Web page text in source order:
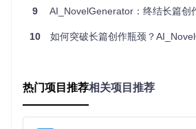
环境准备：5分钟完成部署
解决方案：
git clone
9 AI_NovelGenerator：终结长篇创作困
10 如何突破长篇创作瓶颈？
热门项目推荐相关项目推荐